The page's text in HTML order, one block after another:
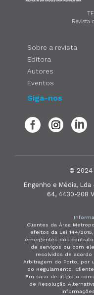
Revista
Sobre a revista
Editora
Autores
Eventos
Siga-nos
© 2024
Engenho e Média,
64, 4430-208
Clientes da Área
efeitos da Lei 144/
emergentes dos
de serviços ou com
resolvidos de
Arbitragem do Porto, por
do Regulamento.
Em caso de litígio o
de Resolução